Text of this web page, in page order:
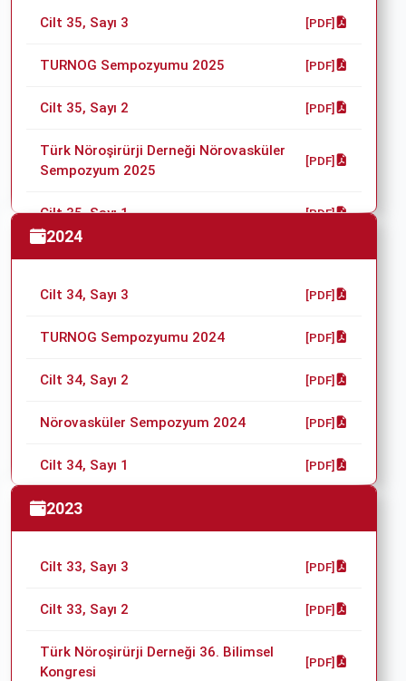
Cilt 35, Sayı 3 [PDF]
TURNOG Sempozyumu 2025 [PDF]
Cilt 35, Sayı 2 [PDF]
Türk Nöroşirürji Derneği Nörovasküler
Sempozyum 2025
[PDF]
Cilt 35, Sayı 1 [PDF]
2024
Cilt 34, Sayı 3 [PDF]
TURNOG Sempozyumu 2024 [PDF]
Cilt 34, Sayı 2 [PDF]
Nörovasküler Sempozyum 2024 [PDF]
Cilt 34, Sayı 1 [PDF]
Türk Nöroşirürji Derneği 37. Bilimsel
2023
Cilt 33, Sayı 3 [PDF]
Cilt 33, Sayı 2 [PDF]
Türk Nöroşirürji Derneği 36. Bilimsel
Kongresi
[PDF]